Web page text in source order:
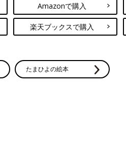
Amazonで購入
楽天ブックスで購入
たまひよの絵本